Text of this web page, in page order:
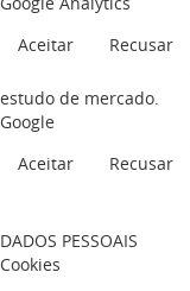
Aceitar
Recusar
estudo de mercado.
Google
Aceitar
Recusar
DADOS PESSOAIS
Cookies